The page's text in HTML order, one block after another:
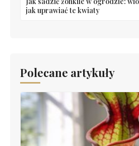
jak uprawiać te kwiaty
Polecane artykuły